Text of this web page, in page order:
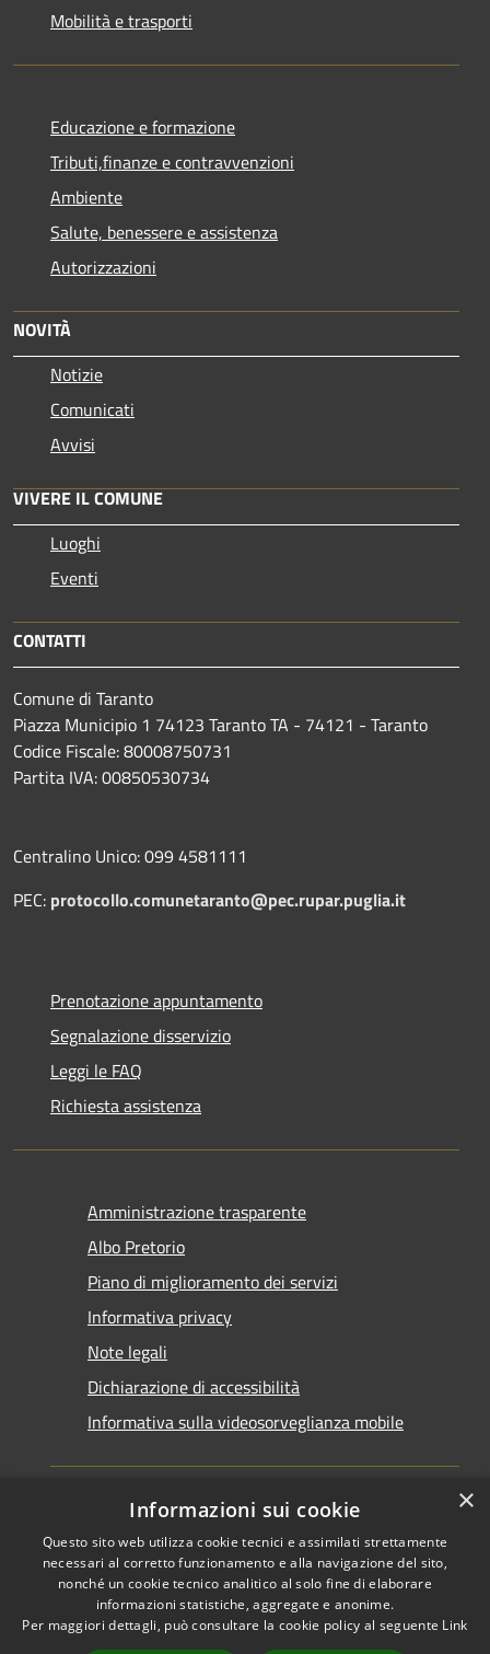
Mobilità e trasporti
Educazione e formazione
Tributi,finanze e contravvenzioni
Ambiente
Salute, benessere e assistenza
Autorizzazioni
NOVITÀ
Notizie
Comunicati
Avvisi
VIVERE IL COMUNE
Luoghi
Eventi
CONTATTI
Comune di Taranto
Piazza Municipio 1 74123 Taranto TA - 74121 - Taranto
Codice Fiscale: 80008750731
Partita IVA: 00850530734
Centralino Unico: 099 4581111
PEC: protocollo.comunetaranto@pec.rupar.puglia.it
Prenotazione appuntamento
Segnalazione disservizio
Leggi le FAQ
Richiesta assistenza
Amministrazione trasparente
Albo Pretorio
Piano di miglioramento dei servizi
Informativa privacy
Note legali
Dichiarazione di accessibilità
Informativa sulla videosorveglianza mobile
RSS
Accessibilità
Cookie
Copyright © 2026 • Comune di
Taranto • Powered by
Municipium•Accesso
redazione
×
Informazioni sui cookie
Questo sito web utilizza cookie tecnici e assimilati strettamente
necessari al corretto funzionamento e alla navigazione del sito,
nonché un cookie tecnico analitico al solo fine di elaborare
informazioni statistiche, aggregate e anonime.
Per maggiori dettagli, può consultare la cookie policy al seguente Link